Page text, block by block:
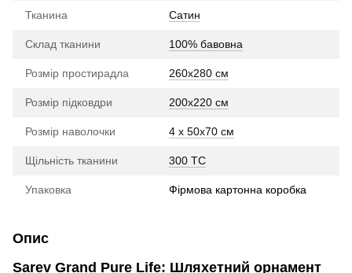
Тканина Сатин
Склад тканини 100% бавовна
Розмір простирадла 260х280 см
Розмір підковдри 200х220 см
Розмір наволочки 4 x 50х70 см
Щільність тканини 300 TC
Упаковка Фірмова картонна коробка
Опис
Sarev Grand Pure Life: Шляхетний орнамент